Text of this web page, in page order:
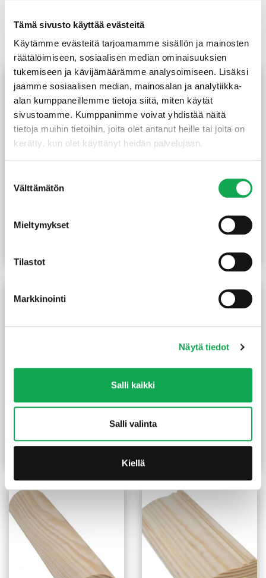
Tämä sivusto käyttää evästeitä
Käytämme evästeitä tarjoamamme sisällön ja mainosten
räätälöimiseen, sosiaalisen median ominaisuuksien
tukemiseen ja kävijämäärämme analysoimiseen. Lisäksi
jaamme sosiaalisen median, mainosalan ja analytiikka-
alan kumppaneillemme tietoja siitä, miten käytät
sivustoamme. Kumppanimme voivat yhdistää näitä
tietoja muihin tietoihin, joita olet antanut heille tai joita on
kerätty, kun olet käyttänyt heidän palvelujaan.
valinta
Välttämätön
Mieltymykset
Tilastot
Markkinointi
Näytä tiedot
Salli kaikki
Salli valinta
Kiellä
Tutustu myös
sormijatkettu
€
Jalkalista 12X32X3300
(1,59 €/m)
4,90€/kpl(1,48 €/m)
8X20X2200 mm mänty
8,60€/kpl(3,91 €/m)